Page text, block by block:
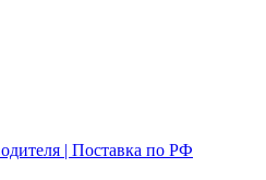
| Поставка по РФ